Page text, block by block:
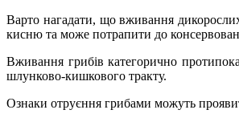
Варто нагадати, що вживання
кисню та може потрапити до
Вживання грибів категорично
шлунково-кишкового тракту.
Ознаки отруєння грибами можуть